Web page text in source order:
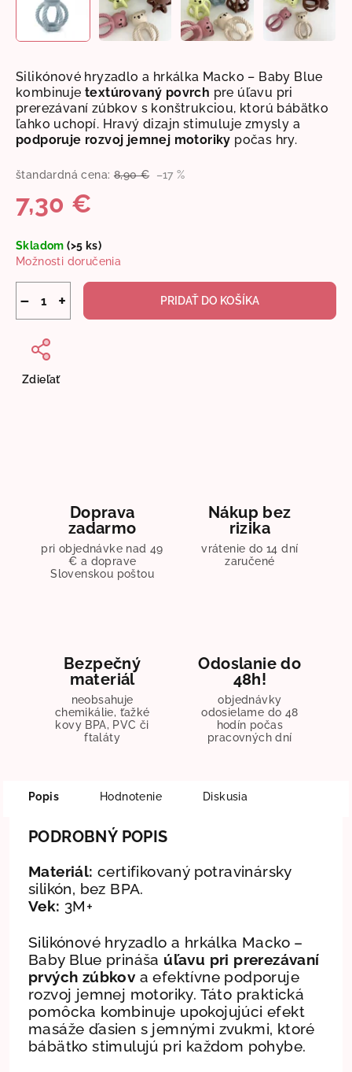
Silikónové hryzadlo a hrkálka Macko – Baby Blue
kombinujetextúrovaný povrch pre úľavu pri
prerezávaní zúbkov s konštrukciou, ktorú bábätko
ľahko uchopí. Hravý dizajn stimuluje zmysly a
podporuje rozvoj jemnej motoriky počas hry.
štandardná cena: 8,90 € –17 %
7,30 €
cena:
Skladom(>5 ks)
Možnosti doručenia
+
− PRIDAŤ DO KOŠÍKA
Zdieľať
Doprava
zadarmo
pri objednávke nad 49
€ a doprave
Slovenskou poštou
Nákup bez
rizika
vrátenie do 14 dní
zaručené
Bezpečný
materiál
neobsahuje
chemikálie, ťažké
kovy BPA, PVC či
ftaláty
Odoslanie do
48h!
objednávky
odosielame do 48
hodín počas
pracovných dní
Popis Hodnotenie Diskusia
PODROBNÝ POPIS
Materiál: certifikovaný potravinársky
silikón, bez BPA.
Vek: 3M+
Silikónové hryzadlo a hrkálka Macko –
Baby Blue prináša úľavu pri prerezávaní
prvých zúbkov a efektívne podporuje
rozvoj jemnej motoriky. Táto praktická
pomôcka kombinuje upokojujúci efekt
masáže ďasien s jemnými zvukmi, ktoré
bábätko stimulujú pri každom pohybe.